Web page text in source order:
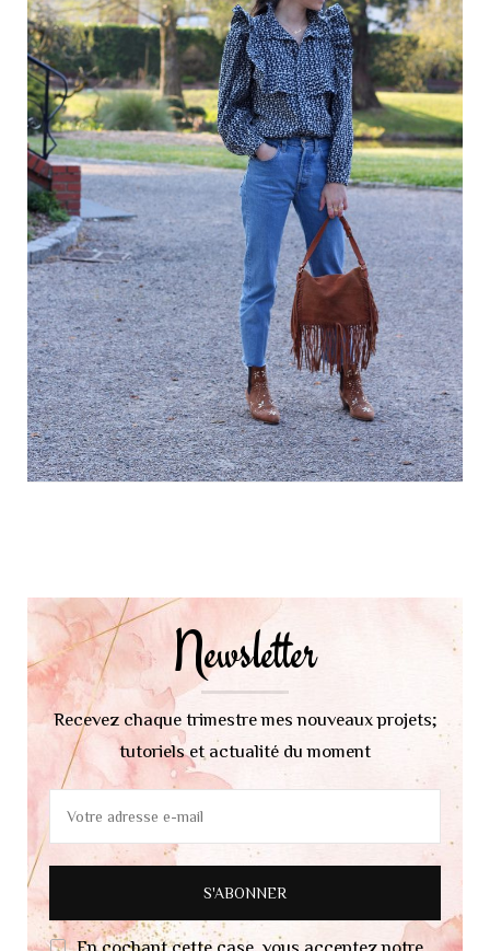
Newsletter
Recevez chaque trimestre mes nouveaux projets;
tutoriels et actualité du moment